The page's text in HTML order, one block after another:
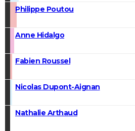
Philippe Poutou
Anne Hidalgo
Fabien Roussel
Nicolas Dupont-Aignan
Nathalie Arthaud